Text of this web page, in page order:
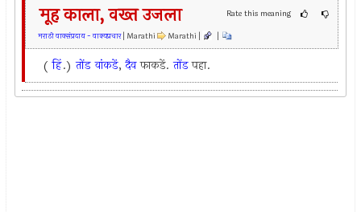
Rate this meaning
मूह काला, वख्त उजला
मराठी वाक्संप्रदाय - वाक्यप्रचार| Marathi Marathi | |
(हिं.)तोंड वांकडें,दैवफाकडें.तोंडपहा.